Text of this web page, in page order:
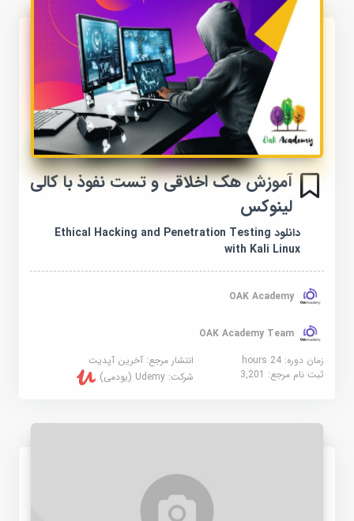
آموزش هک اخلاقی و تست نفوذ با کالی
لینوکس
دانلود Ethical Hacking and Penetration Testing
with Kali Linux
OAK Academy
OAK Academy Team
زمان دوره: 24 hours
انتشار مرجع:آخرین آپدیت
ثبت نام مرجع:3,201 شرکت:Udemy (یودمی)